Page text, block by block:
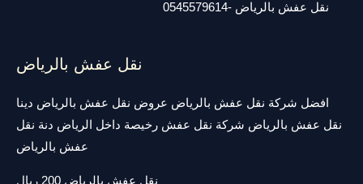
نقل عفش بالرياض -0545579614
نقل عفش بالرياض
افضل شركة نقل عفش بالرياض عروض نقل عفش بالرياض دينا
نقل عفش بالرياض شركة نقل عفش رخيصة داخل الرياض دنة نقل
عفش بالرياض
نقل عفش بالرياض 200 ريال